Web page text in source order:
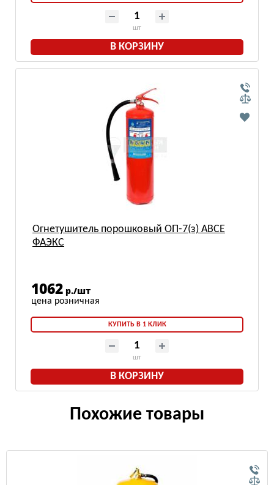
шт
В КОРЗИНУ
Огнетушитель порошковый ОП-7(з) АВСЕ
ФАЭКС
1062 р./шт
КУПИТЬ В 1 КЛИК
шт
В КОРЗИНУ
Похожие товары